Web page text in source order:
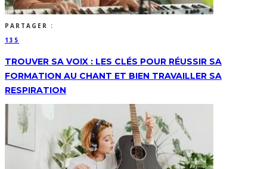
PARTAGER :
135
TROUVER SA VOIX : LES CLÉS POUR RÉUSSIR SA
FORMATION AU CHANT ET BIEN TRAVAILLER SA
RESPIRATION